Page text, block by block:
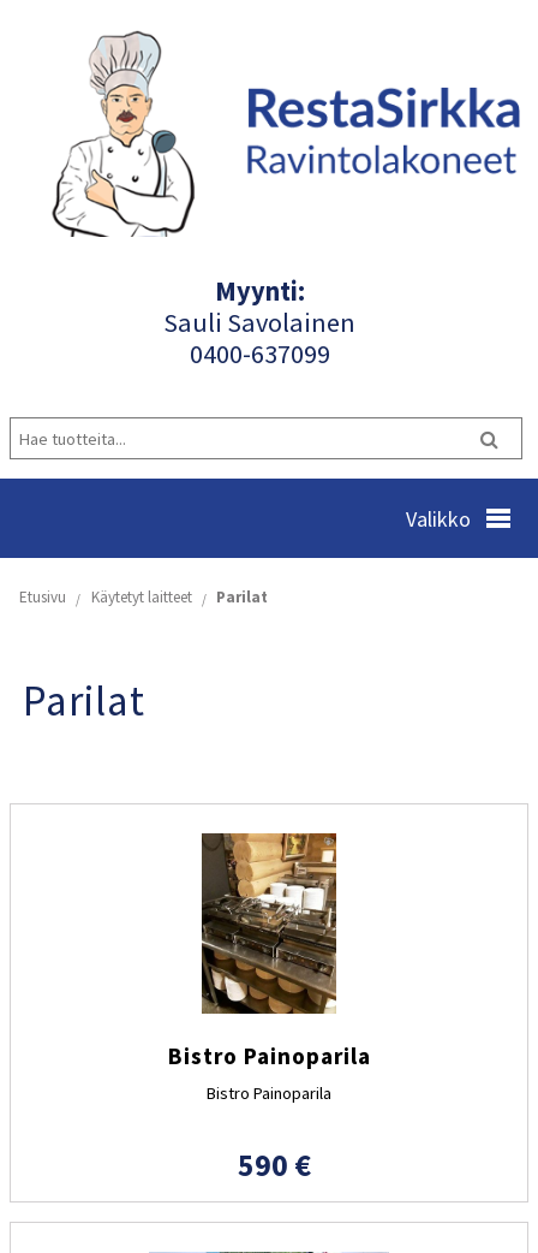
Myynti:
Sauli Savolainen
0400-637099
Valikko
Koneiden ja astioiden vuokraus
Tuoteluettelot
Yhteystiedot
Etusivu Käytetyt laitteet Parilat
Parilat
Bistro Painoparila
Bistro Painoparila
590 €